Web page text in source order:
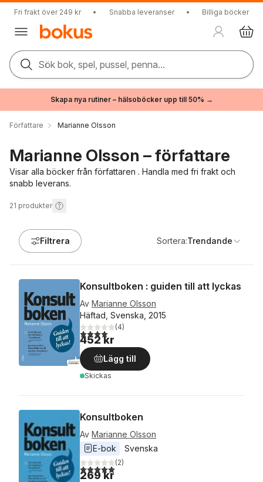
Fri frakt över 249 kr • Snabba leveranser • Billiga böcker
Sök bok, spel, pussel, penna...
Skapa nya rutiner – hälsoböcker upp till 50% →
Författare Marianne Olsson
Marianne Olsson – författare
Visar alla böcker från författaren . Handla med fri frakt och
snabb leverans.
21 produkter
Filtrera Sortera:Trendande
Konsultboken : guiden till att lyckas
Av Marianne Olsson
Häftad, Svenska, 2015
4,0utav 5 stjärnor. Totalt antal röster:
(4)
452 kr
Lägg till
Skickas
Konsultboken
Av Marianne Olsson
E-bok
Svenska
5,0utav 5 stjärnor. Totalt antal röster:
(2)
269 kr